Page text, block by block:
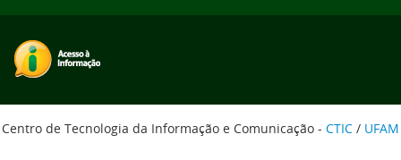
Centro de Tecnologia da Informação e Comunicação - CTIC / UFAM